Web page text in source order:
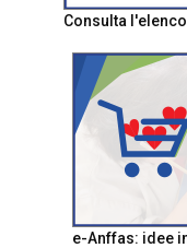
Consulta
e-Anffas: idee